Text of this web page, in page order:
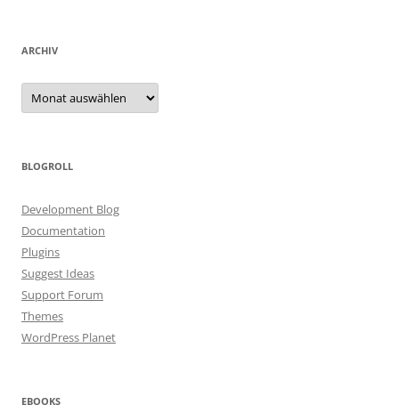
ARCHIV
Archiv
BLOGROLL
Development Blog
Documentation
Plugins
Suggest Ideas
Support Forum
Themes
WordPress Planet
EBOOKS